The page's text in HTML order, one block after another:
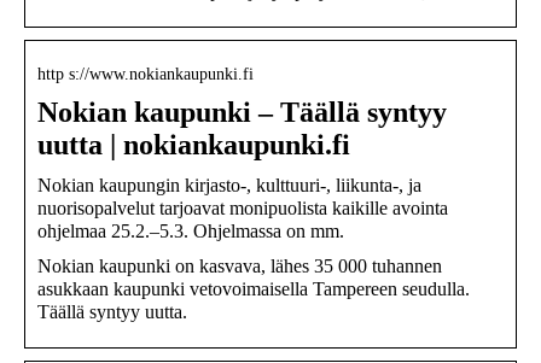
http s://www.nokiankaupunki.fi
Nokian kaupunki – Täällä syntyy
uutta | nokiankaupunki.fi
Nokian kaupungin kirjasto-, kulttuuri-, liikunta-, ja
nuorisopalvelut tarjoavat monipuolista kaikille avointa
ohjelmaa 25.2.–5.3. Ohjelmassa on mm.
Nokian kaupunki on kasvava, lähes 35 000 tuhannen
asukkaan kaupunki vetovoimaisella Tampereen seudulla.
Täällä syntyy uutta.